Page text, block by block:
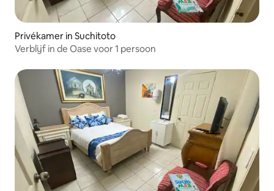
Privékamer in Suchitoto
Verblijf in de Oase voor 1 persoon